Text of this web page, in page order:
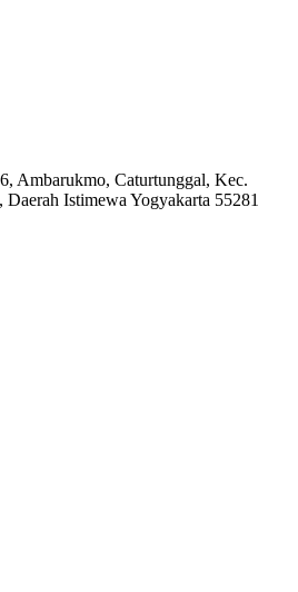
Ambarukmo, Caturtunggal, Kec.
Istimewa Yogyakarta 55281